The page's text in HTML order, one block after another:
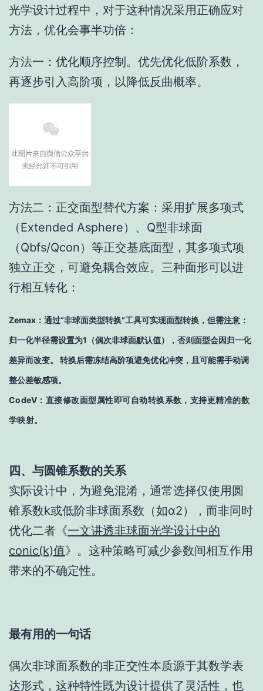
光学设计过程中，对于这种情况采用正确应对
方法，优化会事半功倍：
方法一：优化顺序控制。优先优化低阶系数，
再逐步引入高阶项，以降低反曲概率。
方法二：正交面型替代方案：采用扩展多项式
（Extended Asphere）、Q型非球面
（Qbfs/Qcon）等正交基底面型，其多项式项
独立正交，可避免耦合效应。三种面形可以进
行相互转化：
Zemax：通过“非球面类型转换”工具可实现面型转换，但需注意：
归一化半径需设置为1（偶次非球面默认值），否则面型会因归一化
差异而改变。 转换后需冻结高阶项避免优化冲突，且可能需手动调
整公差敏感项。
CodeV：直接修改面型属性即可自动转换系数，支持更精准的数
学映射。
四、与圆锥系数的关系
实际设计中，为避免混淆，通常选择仅使用圆
锥系数k或低阶非球面系数（如α2），而非同时
优化二者《一文讲透非球面光学设计中的
conic(k)值》。这种策略可减少参数间相互作用
带来的不确定性。
最有用的一句话
偶次非球面系数的非正交性本质源于其数学表
达形式，这种特性既为设计提供了灵活性，也